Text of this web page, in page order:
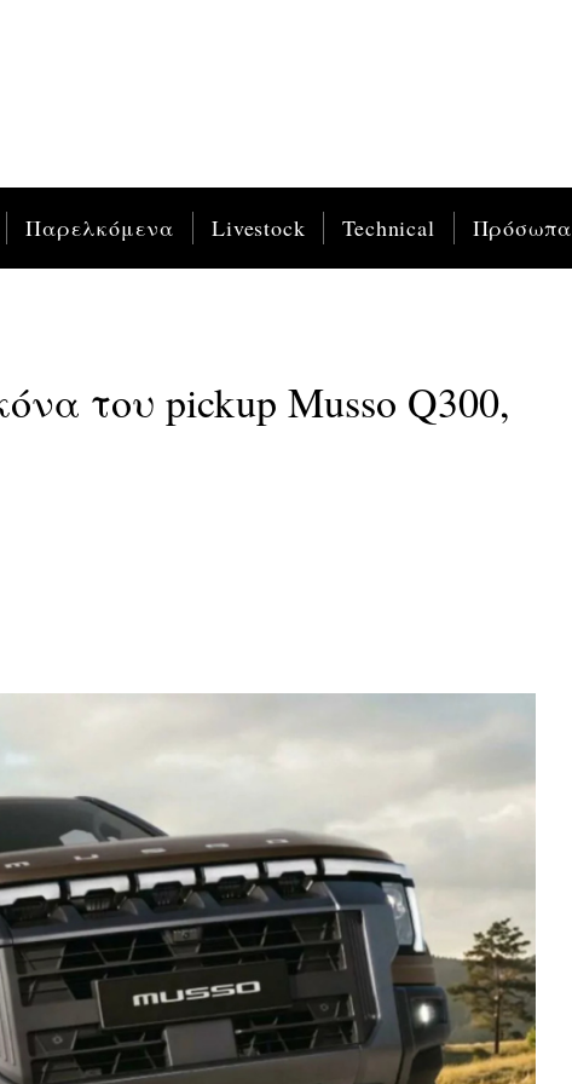
Παρελκόμενα Livestock Technical Πρόσωπα
του pickup Musso Q300,